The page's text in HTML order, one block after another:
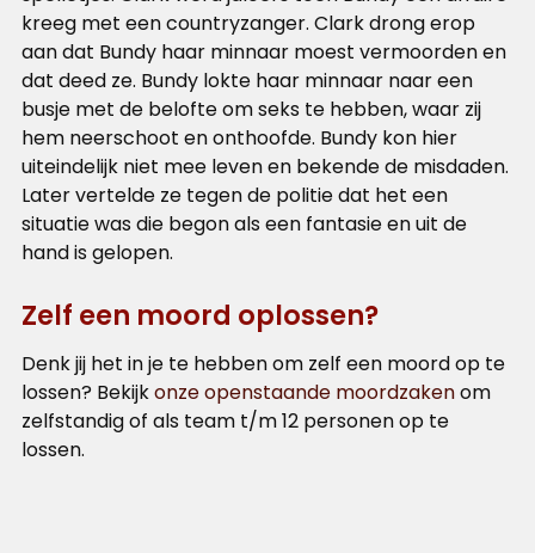
kreeg met een countryzanger. Clark drong erop
aan dat Bundy haar minnaar moest vermoorden en
dat deed ze. Bundy lokte haar minnaar naar een
busje met de belofte om seks te hebben, waar zij
hem neerschoot en onthoofde. Bundy kon hier
uiteindelijk niet mee leven en bekende de misdaden.
Later vertelde ze tegen de politie dat het een
situatie was die begon als een fantasie en uit de
hand is gelopen.
Zelf een moord oplossen?
Denk jij het in je te hebben om zelf een moord op te
lossen? Bekijkonze openstaande moordzakenom
zelfstandig of als team t/m 12 personen op te
lossen.